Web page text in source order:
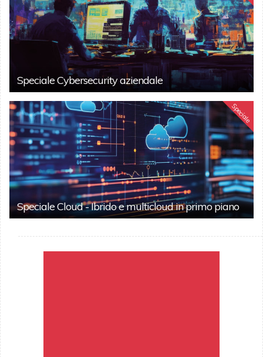
Speciale Cybersecurity aziendale
Speciale
Speciale Cloud - Ibrido e multicloud in primo piano